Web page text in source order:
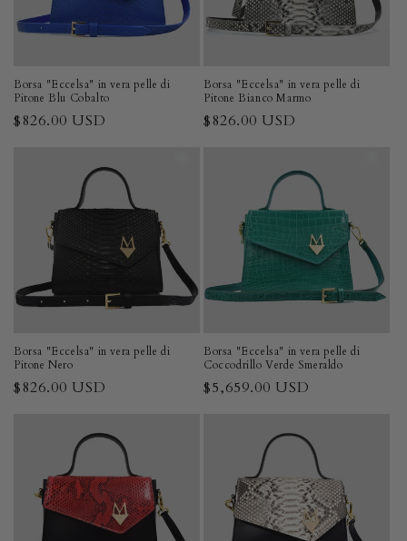
Borsa "Eccelsa" in vera pelle di
Pitone Blu Cobalto
Prezzo
$826.00 USD
Borsa "Eccelsa" in vera pelle di
Pitone Bianco Marmo
Prezzo
$826.00 USD
Borsa "Eccelsa" in vera pelle di
Pitone Nero
Prezzo
$826.00 USD
Borsa "Eccelsa" in vera pelle di
Coccodrillo Verde Smeraldo
Prezzo
$5,659.00 USD